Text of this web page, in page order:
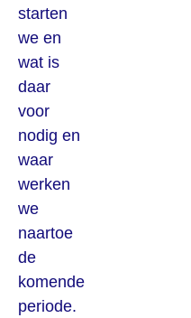
starten
we en
wat is
daar
voor
nodig en
waar
werken
we
naartoe
de
komende
periode.